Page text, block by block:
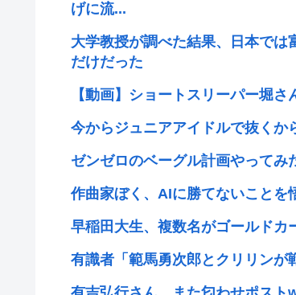
げに流...
大学教授が調べた結果、日本で
だけだった
【動画】ショートスリーパー堀
今からジュニアアイドルで抜くか
ゼンゼロのベーグル計画やって
作曲家ぼく、AIに勝てないことを
早稲田大生、複数名がゴールドカ
有識者「範馬勇次郎とクリリンが